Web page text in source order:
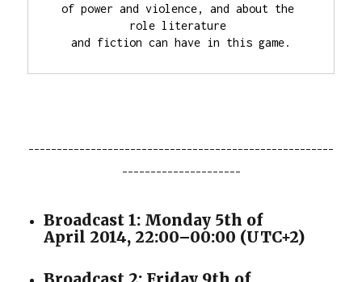
of power and violence, and about the
role literature
and fiction can have in this game.
¯¯¯¯¯¯¯¯¯¯¯¯¯¯¯¯¯¯¯¯¯¯¯¯¯¯¯¯¯¯¯¯¯¯¯¯¯¯¯¯¯¯¯¯¯¯¯¯¯¯¯¯¯¯
¯¯¯¯¯¯¯¯¯¯¯¯¯¯¯¯¯¯¯¯¯
Broadcast 1: Monday 5th of
April 2014, 22:00–00:00 (UTC+2)